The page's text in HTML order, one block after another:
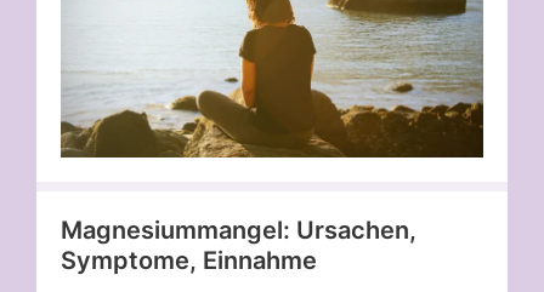
Magnesiummangel: Ursachen,
Symptome, Einnahme